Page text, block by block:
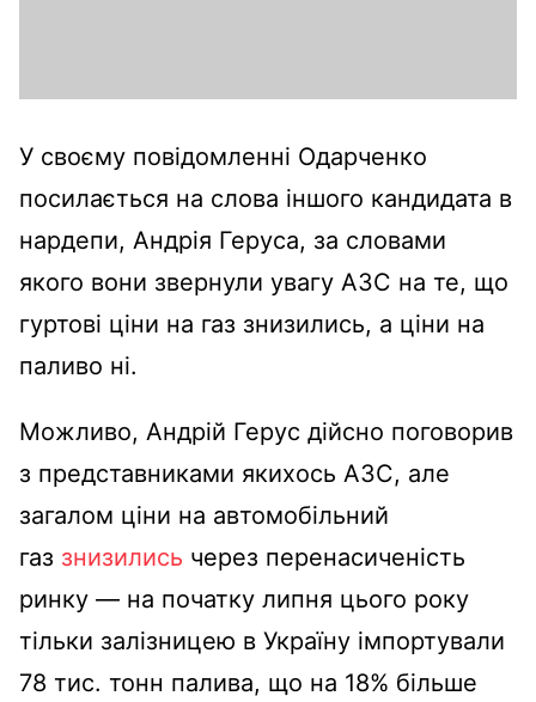
У своєму повідомленні Одарченко
посилається на слова іншого кандидата в
нардепи, Андрія Геруса, за словами
якого вони звернули увагу АЗС на те, що
гуртові ціни на газ знизились, а ціни на
паливо ні.
Можливо, Андрій Герус дійсно поговорив
з представниками якихось АЗС, але
загалом ціни на автомобільний
газ знизились через перенасиченість
ринку — на початку липня цього року
тільки залізницею в Україну імпортували
78 тис. тонн палива, що на 18% більше